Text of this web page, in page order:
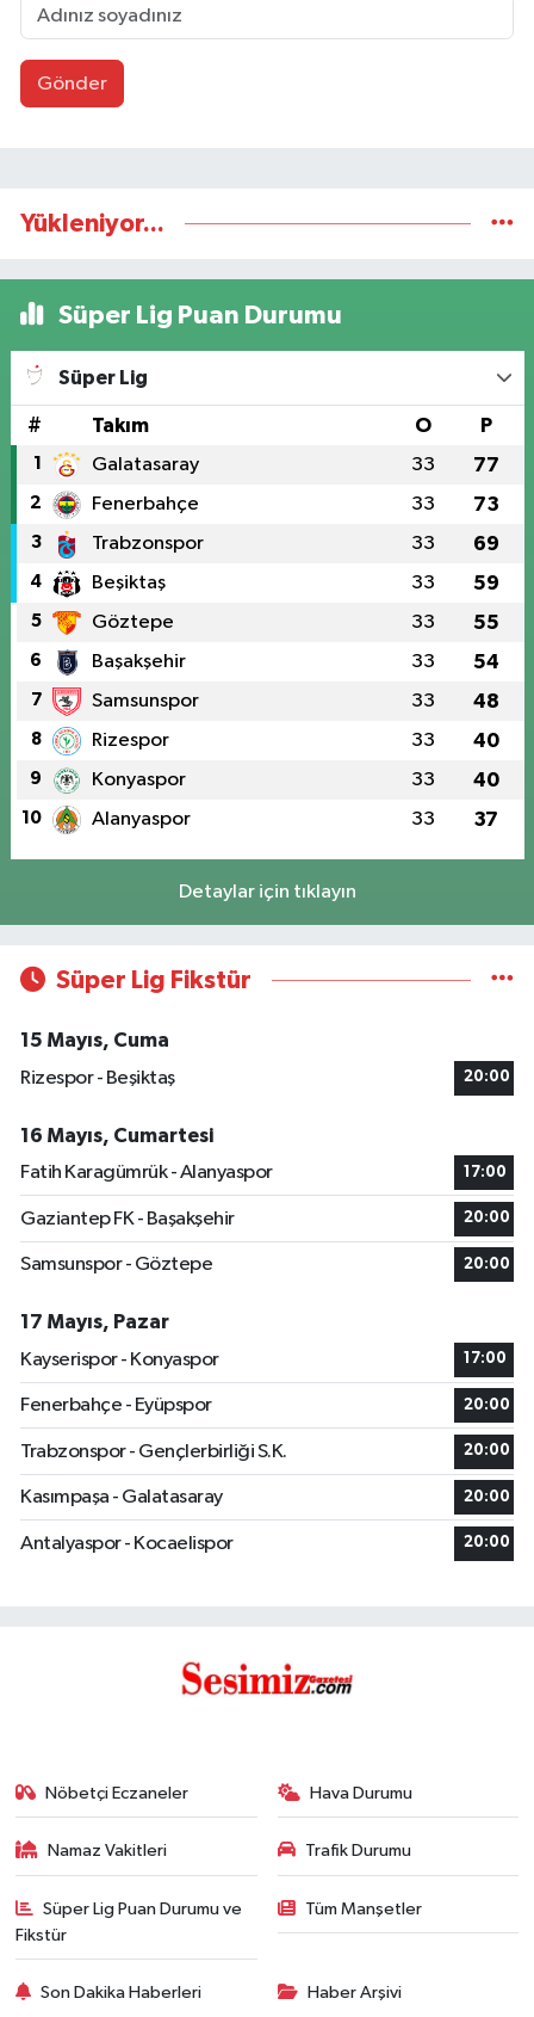
Gönder
Yükleniyor...
Süper Lig Puan Durumu
Süper Lig
# Takım O P
1 Galatasaray 33 77
2 Fenerbahçe 33 73
3 Trabzonspor 33 69
4 Beşiktaş 33 59
5 Göztepe 33 55
6 Başakşehir 33 54
7 Samsunspor 33 48
8 Rizespor 33 40
9 Konyaspor 33 40
10 Alanyaspor 33 37
Detaylar için tıklayın
Süper Lig Fikstür
15 Mayıs, Cuma
Rizespor - Beşiktaş
20:00
16 Mayıs, Cumartesi
Fatih Karagümrük - Alanyaspor
17:00
Gaziantep FK - Başakşehir 20:00
Samsunspor - Göztepe 20:00
17 Mayıs, Pazar
Kayserispor - Konyaspor
17:00
Fenerbahçe - Eyüpspor 20:00
Trabzonspor - Gençlerbirliği S.K. 20:00
Kasımpaşa - Galatasaray 20:00
Antalyaspor - Kocaelispor 20:00
Nöbetçi Eczaneler Hava Durumu
Namaz Vakitleri Trafik Durumu
Süper Lig Puan Durumu ve
Fikstür
Tüm Manşetler
Son Dakika Haberleri Haber Arşivi